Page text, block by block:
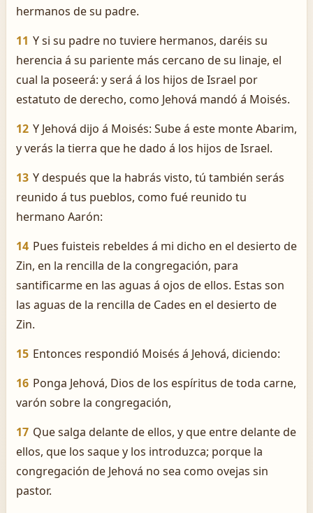
hermanos de su padre.
11 Y si su padre no tuviere hermanos, daréis su
herencia á su pariente más cercano de su linaje, el
cual la poseerá: y será á los hijos de Israel por
estatuto de derecho, como Jehová mandó á Moisés.
12 Y Jehová dijo á Moisés: Sube á este monte Abarim,
y verás la tierra que he dado á los hijos de Israel.
13 Y después que la habrás visto, tú también serás
reunido á tus pueblos, como fué reunido tu
hermano Aarón:
14 Pues fuisteis rebeldes á mi dicho en el desierto de
Zin, en la rencilla de la congregación, para
santificarme en las aguas á ojos de ellos. Estas son
las aguas de la rencilla de Cades en el desierto de
Zin.
15 Entonces respondió Moisés á Jehová, diciendo:
16 Ponga Jehová, Dios de los espíritus de toda carne,
varón sobre la congregación,
17 Que salga delante de ellos, y que entre delante de
ellos, que los saque y los introduzca; porque la
congregación de Jehová no sea como ovejas sin
pastor.